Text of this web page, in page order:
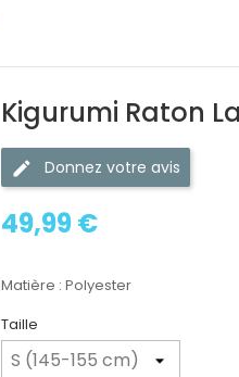
Kigurumi Raton
Donnez votre avis
49,99 €
Matière : Polyester
Taille